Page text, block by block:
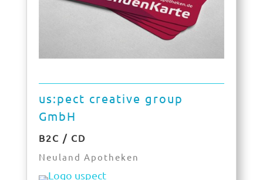
us:pect creative group
GmbH
B2C / CD
Neuland Apotheken